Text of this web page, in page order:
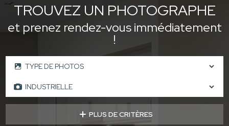
TROUVEZ UN PHOTOGRAPHE
et prenez rendez-vous immédiatement
!
PLUS DE CRITÈRES